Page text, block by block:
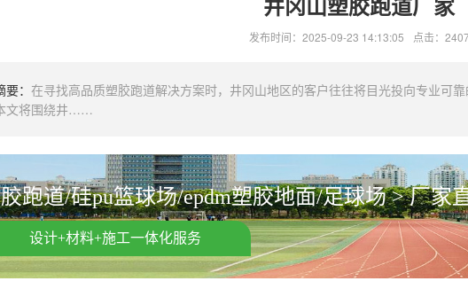
发布时间：2025-09-23 14:13:05 点击：
： 在寻找高品质塑胶跑道解决方案时，井冈山地区的客户往往将目光投向专业可
文将围绕井……
跑道/硅pu篮球场/epdm塑胶地面/足球场 > 厂家
设计+材料+施工一体化服务